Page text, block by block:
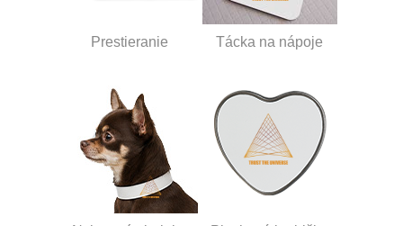
Prestieranie Tácka na nápoje